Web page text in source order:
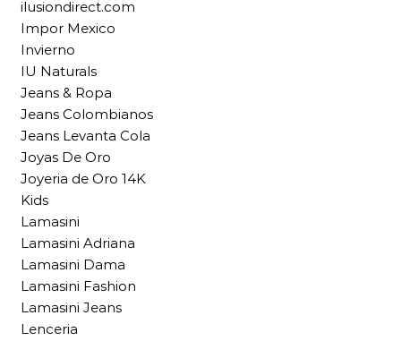
ilusiondirect.com
Impor Mexico
Invierno
IU Naturals
Jeans & Ropa
Jeans Colombianos
Jeans Levanta Cola
Joyas De Oro
Joyeria de Oro 14K
Kids
Lamasini
Lamasini Adriana
Lamasini Dama
Lamasini Fashion
Lamasini Jeans
Lenceria